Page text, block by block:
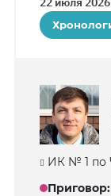
выдали
разговор
Библию,
в церкви.
ИК № 1 по
Приговор: